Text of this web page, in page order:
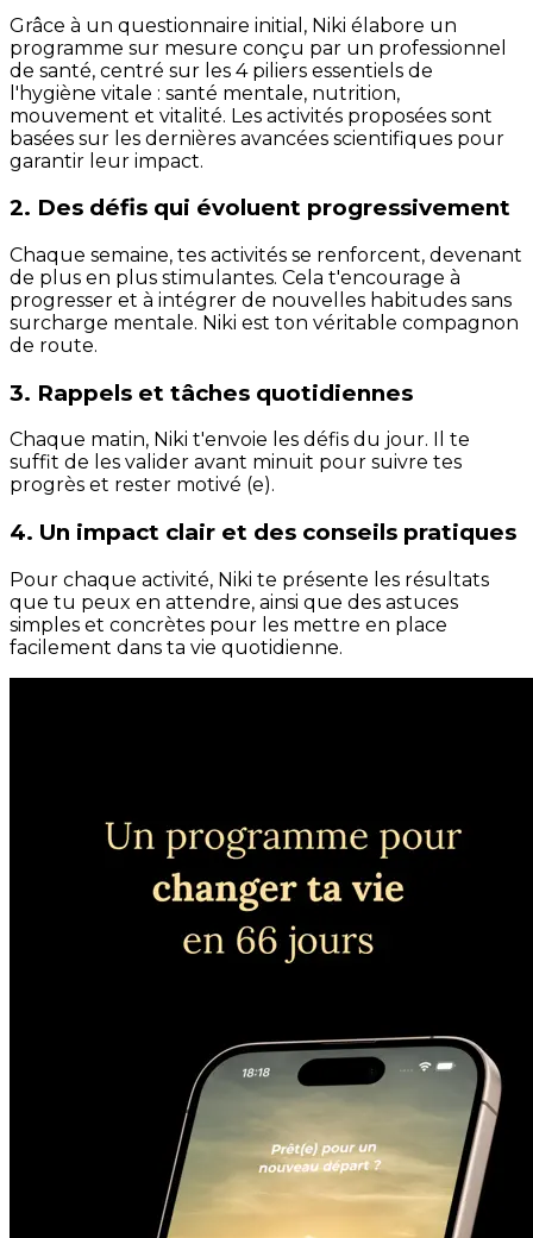
Grâce à un questionnaire initial, Niki élabore un
programme sur mesure conçu par un professionnel
de santé, centré sur les 4 piliers essentiels de
l'hygiène vitale : santé mentale, nutrition,
mouvement et vitalité. Les activités proposées sont
basées sur les dernières avancées scientifiques pour
garantir leur impact.
2. Des défis qui évoluent progressivement
Chaque semaine, tes activités se renforcent, devenant
de plus en plus stimulantes. Cela t'encourage à
progresser et à intégrer de nouvelles habitudes sans
surcharge mentale. Niki est ton véritable compagnon
de route.
3. Rappels et tâches quotidiennes
Chaque matin, Niki t'envoie les défis du jour. Il te
suffit de les valider avant minuit pour suivre tes
progrès et rester motivé (e).
4. Un impact clair et des conseils pratiques
Pour chaque activité, Niki te présente les résultats
que tu peux en attendre, ainsi que des astuces
simples et concrètes pour les mettre en place
facilement dans ta vie quotidienne.